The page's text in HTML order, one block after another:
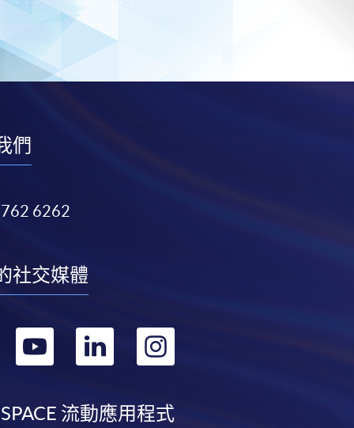
們
6262
社交媒體
轉 轉 轉
流動應用程式